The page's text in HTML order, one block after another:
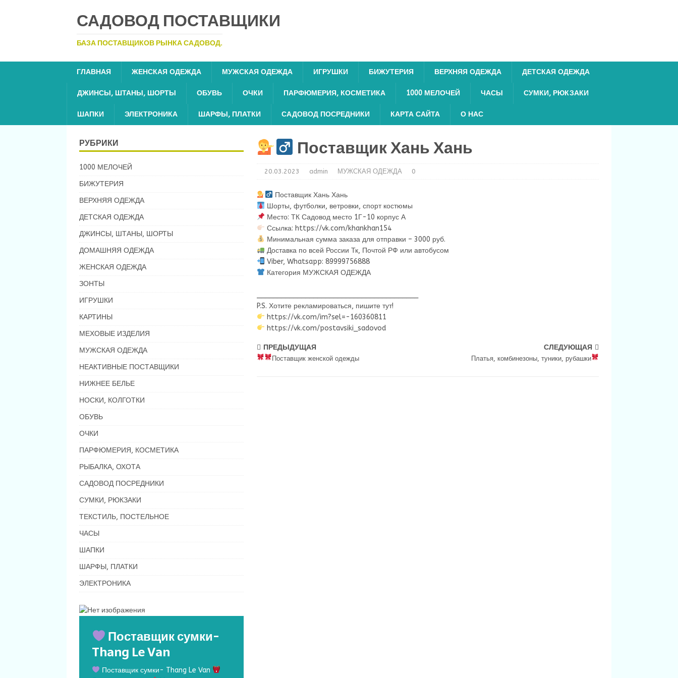
САДОВОД ПОСТАВЩИКИ
БАЗА ПОСТАВЩИКОВ РЫНКА САДОВОД.
ГЛАВНАЯ ЖЕНСКАЯ ОДЕЖДА МУЖСКАЯ ОДЕЖДА ИГРУШКИ БИЖУТЕРИЯ ВЕРХНЯЯ ОДЕЖДА ДЕТСКАЯ ОДЕЖДА
ДЖИНСЫ, ШТАНЫ, ШОРТЫ ОБУВЬ ОЧКИ ПАРФЮМЕРИЯ, КОСМЕТИКА 1000 МЕЛОЧЕЙ ЧАСЫ СУМКИ, РЮКЗАКИ
ШАПКИ ЭЛЕКТРОНИКА ШАРФЫ, ПЛАТКИ САДОВОД ПОСРЕДНИКИ КАРТА САЙТА О НАС
Поставщик Хань Хань
20.03.2023 admin МУЖСКАЯ ОДЕЖДА 0
Поставщик Хань Хань
Шорты, футболки, ветровки, спорт костюмы
Место: ТК Садовод место 1Г-10 корпус А
Ссылка: https://vk.com/khankhan154
Минимальная сумма заказа для отправки – 3000 руб.
Доставка по всей России Тк, Почтой РФ или автобусом
Viber, Whatsapp: 89999756888
Категория МУЖСКАЯ ОДЕЖДА
P.S. Хотите рекламироваться, пишите тут!
https://vk.com/im?sel=-160360811
https://vk.com/postavsiki_sadovod
ПРЕДЫДУЩАЯ
Поставщик женской одежды
СЛЕДУЮЩАЯ
Платья, комбинезоны, туники, рубашки
РУБРИКИ
1000 МЕЛОЧЕЙ
БИЖУТЕРИЯ
ВЕРХНЯЯ ОДЕЖДА
ДЕТСКАЯ ОДЕЖДА
ДЖИНСЫ, ШТАНЫ, ШОРТЫ
ДОМАШНЯЯ ОДЕЖДА
ЖЕНСКАЯ ОДЕЖДА
ЗОНТЫ
ИГРУШКИ
КАРТИНЫ
МЕХОВЫЕ ИЗДЕЛИЯ
МУЖСКАЯ ОДЕЖДА
НЕАКТИВНЫЕ ПОСТАВЩИКИ
НИЖНЕЕ БЕЛЬЕ
НОСКИ, КОЛГОТКИ
ОБУВЬ
ОЧКИ
ПАРФЮМЕРИЯ, КОСМЕТИКА
РЫБАЛКА, ОХОТА
САДОВОД ПОСРЕДНИКИ
СУМКИ, РЮКЗАКИ
ТЕКСТИЛЬ, ПОСТЕЛЬНОЕ
ЧАСЫ
ШАПКИ
ШАРФЫ, ПЛАТКИ
ЭЛЕКТРОНИКА
Поставщик сумки-
Thang Le Van
Поставщик сумки- Thang Le Van